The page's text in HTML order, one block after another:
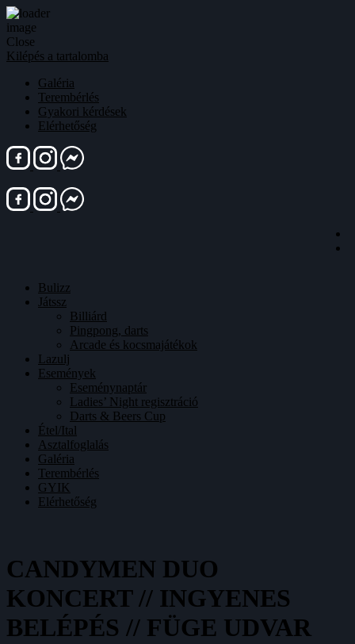
Close
Kilépés a tartalomba
Galéria
Terembérlés
Gyakori kérdések
Elérhetőség
Bulizz
Játssz
Billiárd
Pingpong, darts
Arcade és kocsmajátékok
Lazulj
Események
Eseménynaptár
Ladies’ Night regisztráció
Darts & Beers Cup
Étel/Ital
Asztalfoglalás
Galéria
Terembérlés
GYIK
Elérhetőség
CANDYMEN DUO
KONCERT // INGYENES
BELÉPÉS // FÜGE UDVAR